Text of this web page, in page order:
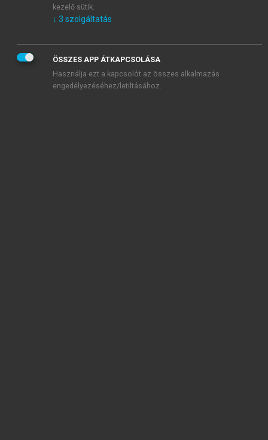
KIPRÓBÁLOM
kezelő sütik.
↓ 3 szolgáltatás
ÖSSZES APP ÁTKAPCSOLÁSA
Használja ezt a kapcsolót az összes alkalmazás
engedélyezéséhez/letiltásához.